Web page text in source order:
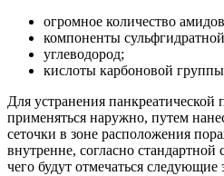
огромное количество
компоненты
углеводород;
кислоты карбоновой
Для устранения
применяться наружно, путем
сеточки в зоне расположения
внутренне, согласно стандартной
чего будут отмечаться